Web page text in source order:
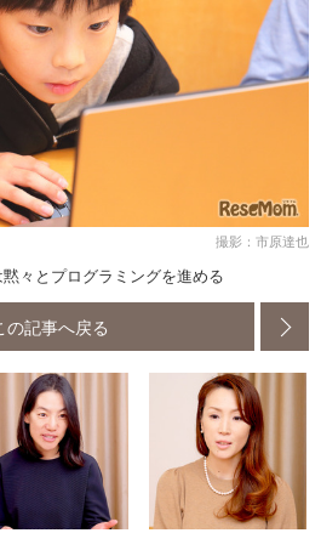
撮影：市原達也
々とプログラミングを進める
の記事へ戻る